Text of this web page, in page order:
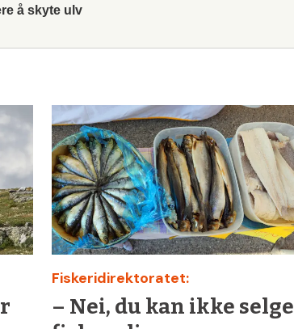
å skyte ulv
Fiskeridirektoratet:
– Nei, du kan ikke selge